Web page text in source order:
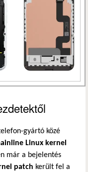
gyártó közé
Linux kernel
már a bejelentés
patch került fel a